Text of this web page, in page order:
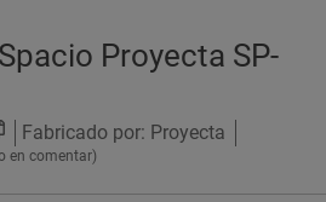
Proyecta SP-
Fabricado por: Proyecta
en comentar)